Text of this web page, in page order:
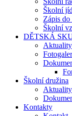
Školní
Zápis do
Školní
DĚTSKÁ
Aktuality
Školní družina
Aktuality
Kontakty